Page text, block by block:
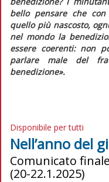
bello pensare che
quello più nascosto,
nel mondo la
essere coerenti: non
parlare male del
benedizione».
Disponibile per tutti
Nell’anno del
Comunicato
(20-22.1.2025)